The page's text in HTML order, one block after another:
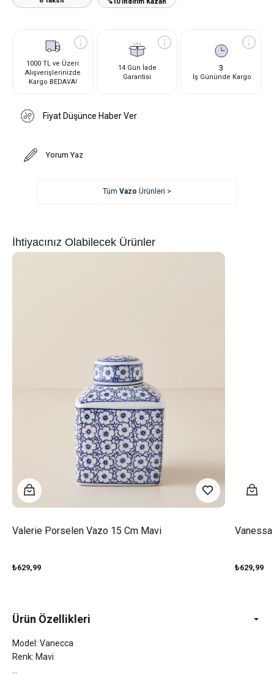
%10 İndirim Kazan
1000 TL ve Üzeri
Alışverişlerinizde
Kargo BEDAVA!
14 Gün İade
Garantisi
3
İş Gününde Kargo
Fiyat Düşünce Haber Ver
Yorum Yaz
Tüm Vazo Ürünleri >
İhtiyacınız Olabilecek Ürünler
Valerie Porselen Vazo 15 Cm Mavi
₺629,99 ₺629,99
Ürün Özellikleri
Model: Vanecca
Renk: Mavi